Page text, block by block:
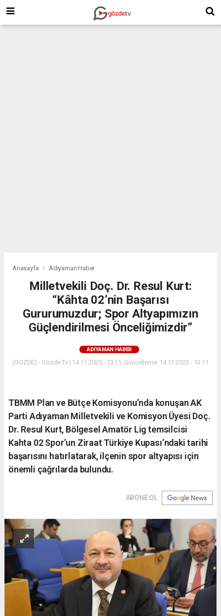
Anasayfa Adıyaman Haber
Milletvekili Doç. Dr. Resul Kurt:
“Kâhta 02’nin Başarısı
Gururumuzdur; Spor Altyapımızın
Güçlendirilmesi Önceliğimizdir”
ADIYAMAN HABER
(GÖZDE) - Gözde Tv | 14.11.2025 - 13:11, Güncelleme: 14.11.2025 - 13:11
TBMM Plan ve Bütçe Komisyonu’nda konuşan AK
Parti Adıyaman Milletvekili ve Komisyon Üyesi Doç.
Dr. Resul Kurt, Bölgesel Amatör Lig temsilcisi
Kahta 02 Spor’un Ziraat Türkiye Kupası’ndaki tarihi
başarısını hatırlatarak, ilçenin spor altyapısı için
önemli çağrılarda bulundu.
ABONE OL